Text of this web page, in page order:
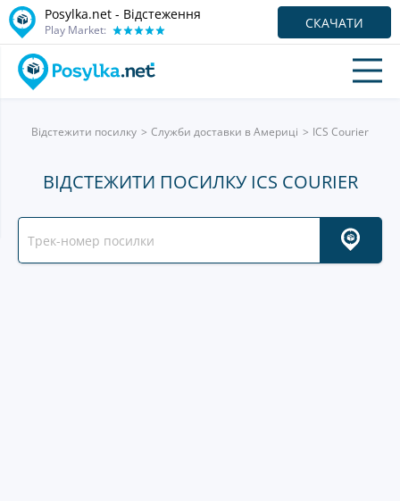
Posylka.net - Відстеження
Play Market: СКАЧАТИ
Відстежити посилку Служби доставки в Америці ICS Courier
ВІДСТЕЖИТИ ПОСИЛКУ ICS COURIER